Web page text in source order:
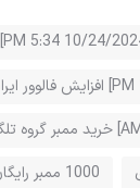
1000 ممبر رایگان